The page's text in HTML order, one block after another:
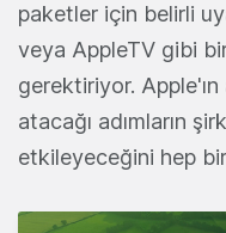
paketler için belirli
veya AppleTV gibi
gerektiriyor. Apple'ın
atacağı adımların
etkileyeceğini hep